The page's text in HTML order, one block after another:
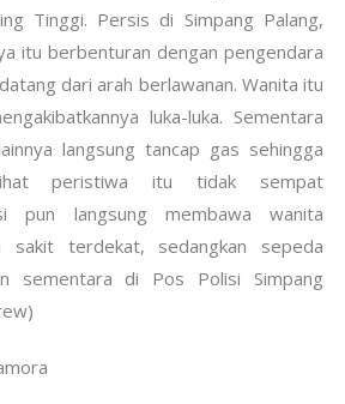
Tinggi. Persis di Simpang Palang,
itu berbenturan dengan pengendara
dari arah berlawanan. Wanita itu
luka-luka. Sementara
langsung tancap gas sehingga
peristiwa itu tidak sempat
pun langsung membawa wanita
terdekat, sedangkan sepeda
sementara di Pos Polisi Simpang